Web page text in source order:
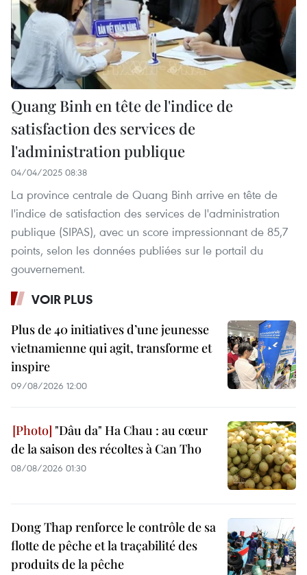
Quang Binh en tête de l'indice de
satisfaction des services de
l'administration publique
04/04/2025 08:38
La province centrale de Quang Binh arrive en tête de
l'indice de satisfaction des services de l'administration
publique (SIPAS), avec un score impressionnant de 85,7
points, selon les données publiées sur le portail du
gouvernement.
VOIR PLUS
Plus de 40 initiatives d’une jeunesse
vietnamienne qui agit, transforme et
inspire
09/08/2026 12:00
"Dâu da" Ha Chau : au cœur
de la saison des récoltes à Can Tho
08/08/2026 01:30
Dong Thap renforce le contrôle de sa
flotte de pêche et la traçabilité des
produits de la pêche